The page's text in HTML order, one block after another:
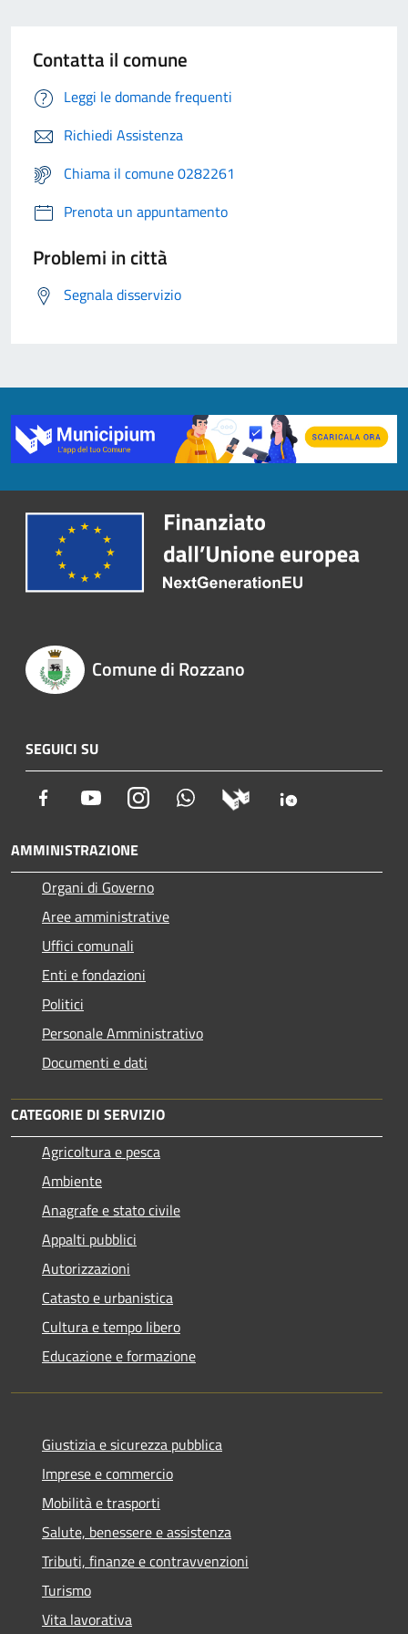
Contatta il comune
Leggi le domande frequenti
Richiedi Assistenza
Chiama il comune 0282261
Prenota un appuntamento
Problemi in città
Segnala disservizio
Comune di Rozzano
SEGUICI SU
Facebook YoutubeInstagram Whatsapp
AMMINISTRAZIONE
Organi di Governo
Aree amministrative
Uffici comunali
Enti e fondazioni
Politici
Personale Amministrativo
Documenti e dati
CATEGORIE DI SERVIZIO
Agricoltura e pesca
Ambiente
Anagrafe e stato civile
Appalti pubblici
Autorizzazioni
Catasto e urbanistica
Cultura e tempo libero
Educazione e formazione
Giustizia e sicurezza pubblica
Imprese e commercio
Mobilità e trasporti
Salute, benessere e assistenza
Tributi, finanze e contravvenzioni
Turismo
Vita lavorativa